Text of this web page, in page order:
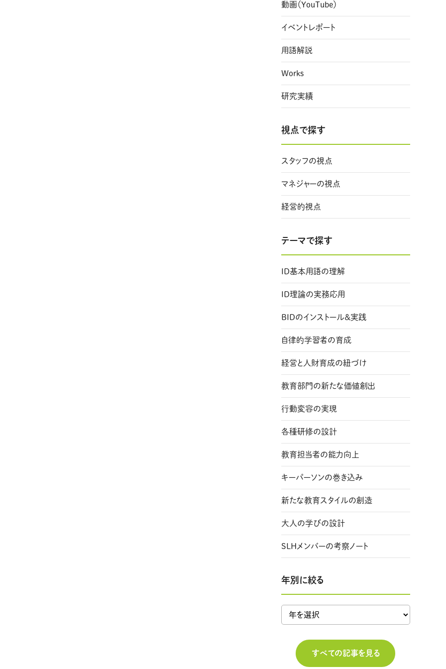
動画（YouTube）
イベントレポート
用語解説
Works
研究実績
視点で探す
スタッフの視点
マネジャーの視点
経営的視点
テーマで探す
ID基本用語の理解
ID理論の実務応用
BIDのインストール＆実践
自律的学習者の育成
経営と人財育成の紐づけ
教育部門の新たな価値創出
行動変容の実現
各種研修の設計
教育担当者の能力向上
キーパーソンの巻き込み
新たな教育スタイルの創造
大人の学びの設計
SLHメンバーの考察ノート
年別に絞る
すべての記事を見る